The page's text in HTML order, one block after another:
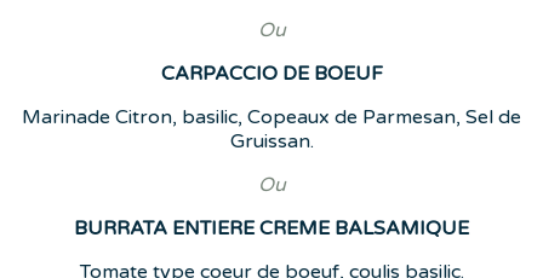
Ou
CARPACCIO DE BOEUF
Marinade Citron, basilic, Copeaux de Parmesan, Sel de
Gruissan.
Ou
BURRATA ENTIERE CREME BALSAMIQUE
Tomate type coeur de boeuf, coulis basilic.